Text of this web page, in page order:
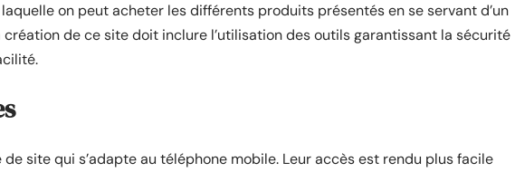
on peut acheter les différents produits présentés en se servant d’un
création de ce site doit inclure l’utilisation des outils garantissant la sécurité
site qui s’adapte au téléphone mobile. Leur accès est rendu plus facile